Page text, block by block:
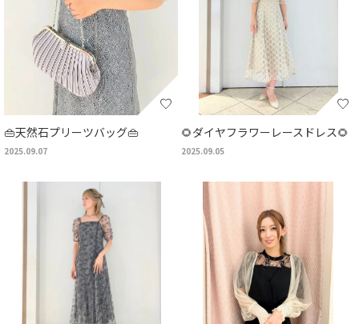
👜天然石プリーツバッグ👜
2025.09.07
🌻ダイヤフラワーレースドレス🌻
2025.09.05